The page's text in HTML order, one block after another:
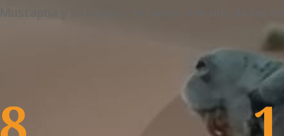
Mustapha y su equipo, te haran vivir una de las